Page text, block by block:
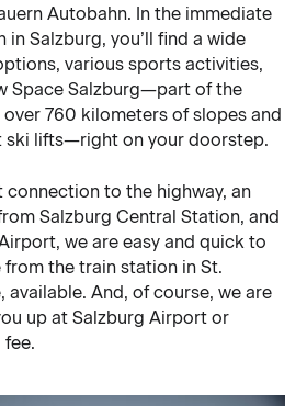
Autobahn. In the immediate
in Salzburg, you’ll find a wide
various sports activities,
Space Salzburg—part of the
760 kilometers of slopes and
lifts—right on your doorstep.
to the highway, an
Salzburg Central Station, and
we are easy and quick to
from the train station in St.
available. And, of course, we are
up at Salzburg Airport or